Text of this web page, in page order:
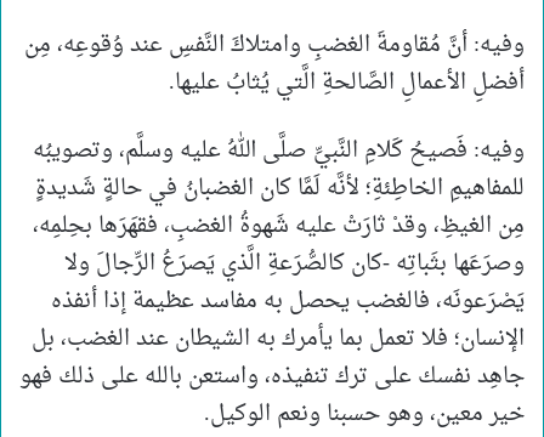
وفيه: أنَّ مُقاومةَ الغضبِ وامتلاكَ النَّفسِ عند وُقوعِه، مِن
أفضلِ الأعمالِ الصَّالحةِ الَّتي يُثابُ عليها.
وفيه: فَصيحُ كَلامِ النَّبيِّ صلَّى اللهُ عليه وسلَّم، وتصويبُه
للمفاهيمِ الخاطِئةِ؛ لأنَّه لَمَّا كان الغضبانُ في حالةٍ شَديدةٍ
مِن الغيظِ، وقدْ ثارَتْ عليه شَهوةُ الغضبِ، فقهَرَها بحِلمِه،
وصرَعَها بثَباتِه -كان كالصُّرَعةِ الَّذي يَصرَعُ الرِّجالَ ولا
يَصْرَعونَه، فالغضب يحصل به مفاسد عظيمة إذا أنفذه
الإنسان؛ فلا تعمل بما يأمرك به الشيطان عند الغضب، بل
جاهِد نفسك على ترك تنفيذه، واستعن بالله على ذلك فهو
خير معين، وهو حسبنا ونعم الوكيل.